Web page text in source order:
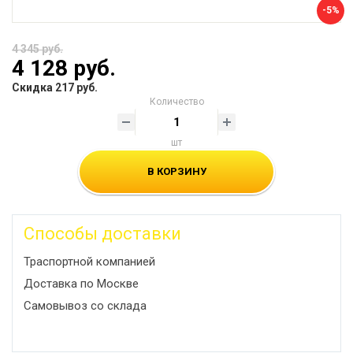
-5%
4 345 руб.
4 128 руб.
Скидка 217 руб.
Количество
шт
В КОРЗИНУ
Способы доставки
Траспортной компанией
Доставка по Москве
Самовывоз со склада